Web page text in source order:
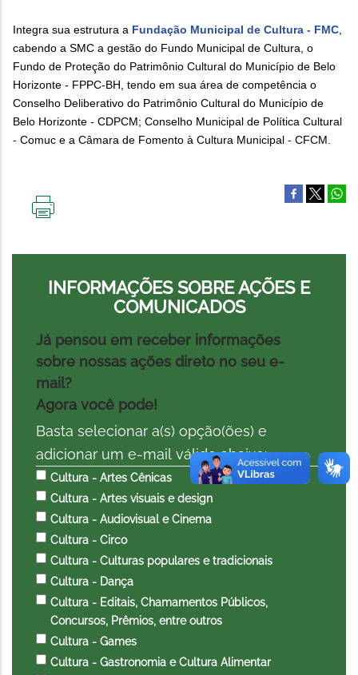
Integra sua estrutura a Fundação Municipal de Cultura - FMC
cabendo a SMC a gestão do Fundo Municipal de Cultura, o
Fundo de Proteção do Patrimônio Cultural do Município de Belo
Horizonte - FPPC-BH, tendo em sua área de competência o
Conselho Deliberativo do Patrimônio Cultural do Município de
Belo Horizonte - CDPCM; Conselho Municipal de Política Cultural
- Comuc e a Câmara de Fomento à Cultura Municipal - CFCM.
INFORMAÇÕES SOBRE AÇÕES E
COMUNICADOS
Já pensou em receber informações
sobre nossas ações direto no seu e-
mail?
Agora você pode!
Basta selecionar a(s) opção(ões) e
adicionar um e-mail válido abaixo:
Cultura - Artes Cênicas
Cultura - Artes visuais e design
Cultura - Audiovisual e Cinema
Cultura - Circo
Cultura - Culturas populares e tradicionais
Cultura - Dança
Cultura - Editais, Chamamentos Públicos,
Concursos, Prêmios, entre outros
Cultura - Games
Cultura - Gastronomia e Cultura Alimentar